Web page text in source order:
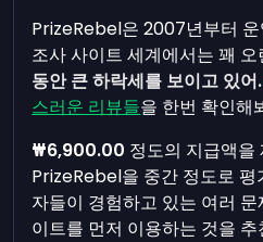
PrizeRebel은 2007년부터
조사 사이트 세계에서는 꽤
동안 큰 하락세를 보이고 있어.
스러운 리뷰들을 한번 확인해
₩6,900.00 정도의 지급액을
PrizeRebel을 중간 정도로 평
자들이 경험하고 있는 여러
이트를 먼저 이용하는 것을 추